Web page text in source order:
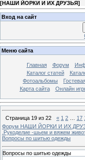
[НАШИ ЙОРКИ И ИХ ДРУЗЬЯ]
Вход на сайт
Меню сайта
Главная Форум
Каталог статей
Фотоальбомы
Карта сайта
Онлайн
Страница 19 из 22 « 1 2 17
Форум НАШИ ЙОРКИ И ИХ
.Рукоделие -шьем и вяжем
Вопросы по шитью одежды
Вопросы по шитью одежды